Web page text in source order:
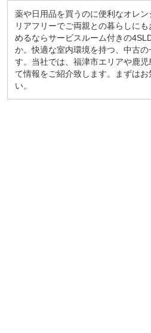
薬や日用品を買うのに便利なオレ
リアフリーでご両親との暮らしに
めるならサービスルーム付きの
か。快適な室内環境を持つ、中古
す。当社では、福津市エリアや鹿
て情報をご紹介致します。まずは
い。